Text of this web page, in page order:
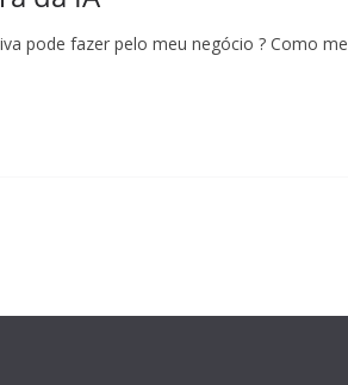
pode fazer pelo meu negócio ? Como me